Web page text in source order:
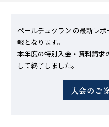
ペールデュクラン の最新レ
報となります。
本年度の特別入会・資料請求
して終了しました。
入会のご